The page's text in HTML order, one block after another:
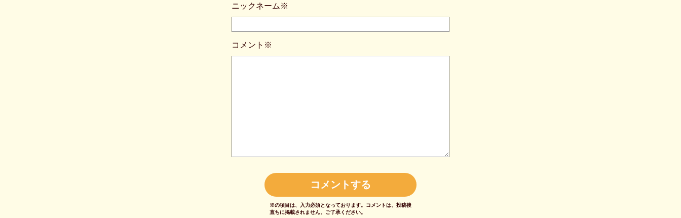
ニックネーム※
コメント※
※の項目は、入力必須となっております。 コメントは、投稿後
直ちに掲載されません。 ご了承ください。